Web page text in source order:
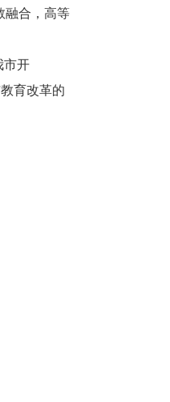
融合，高等
市开
育改革的